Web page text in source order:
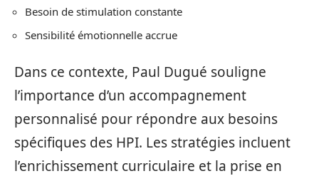
Besoin de stimulation constante
Sensibilité émotionnelle accrue
Dans ce contexte, Paul Dugué souligne
l’importance d’un accompagnement
personnalisé pour répondre aux besoins
spécifiques des HPI. Les stratégies incluent
l’enrichissement curriculaire et la prise en